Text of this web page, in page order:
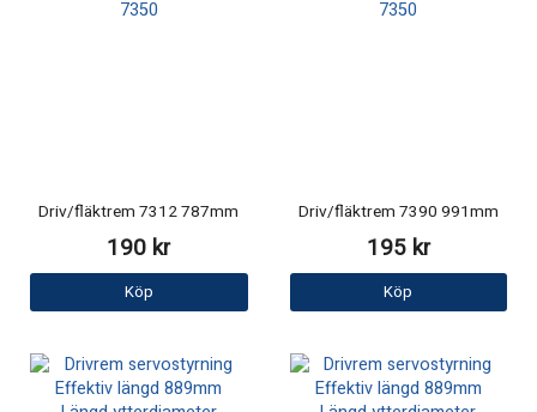
Driv/fläktrem 7312 787mm
190 kr
Köp
Driv/fläktrem 7390 991mm
195 kr
Köp